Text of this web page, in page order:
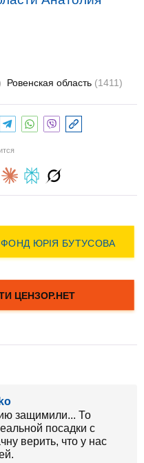
Ровенская область (1411)
защимили... То
посадки с
верить, что у нас